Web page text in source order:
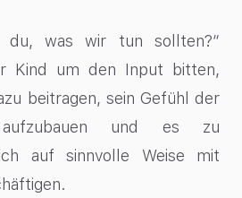
du, was wir tun sollten?“
Kind um den Input bitten,
beitragen, sein Gefühl der
aufzubauen und es zu
auf sinnvolle Weise mit